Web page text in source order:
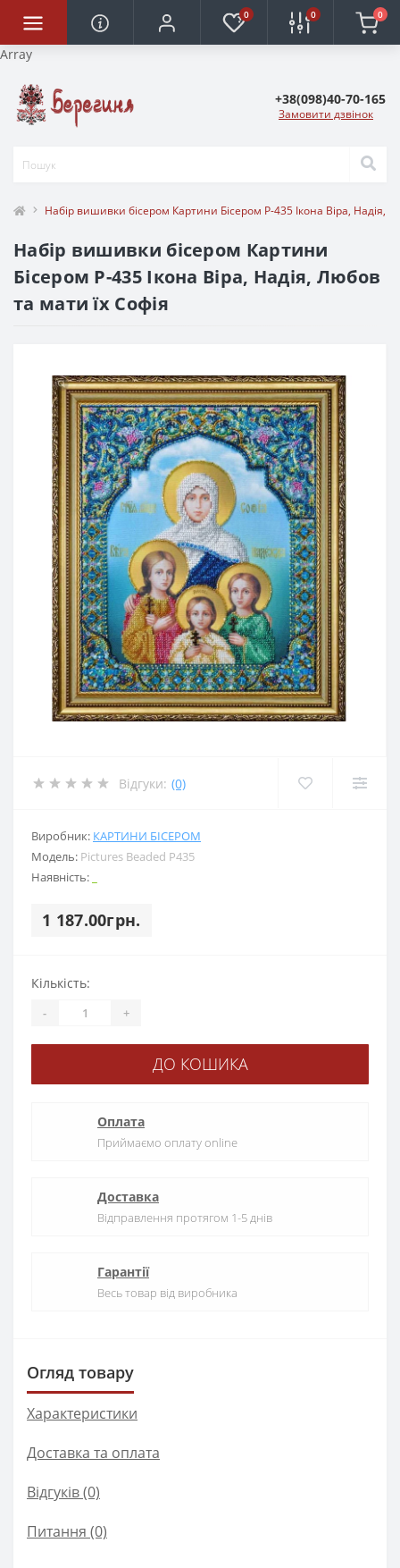
Array
0 0 0
+38(098)40-70-165
Замовити дзвінок
Набір вишивки бісером Картини Бісером Р-435 Ікона Віра, Надія,
Набір вишивки бісером Картини
Бісером Р-435 Ікона Віра, Надія, Любов
та мати їх Софія
Відгуки: (0)
Виробник: КАРТИНИ БІСЕРОМ
Модель: Pictures Beaded Р435
Наявність:
1 187.00грн.
Кількість:
- +
ДО КОШИКА
Оплата
Приймаємо оплату online
Доставка
Відправлення протягом 1-5 днів
Гарантії
Весь товар від виробника
Огляд товару
Характеристики
Доставка та оплата
Відгуків (0)
Питання (0)